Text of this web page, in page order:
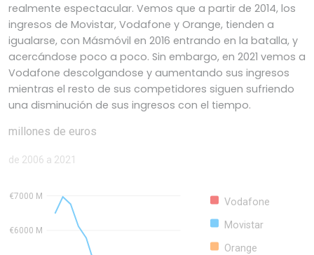
realmente espectacular. Vemos que a partir de 2014, los
ingresos de Movistar, Vodafone y Orange, tienden a
igualarse, con Másmóvil en 2016 entrando en la batalla, y
acercándose poco a poco. Sin embargo, en 2021 vemos a
Vodafone descolgandose y aumentando sus ingresos
mientras el resto de sus competidores siguen sufriendo
una disminución de sus ingresos con el tiempo.
millones de euros
de 2006 a 2021
Vodafone
Movistar
Orange
€6000 M
€7000 M